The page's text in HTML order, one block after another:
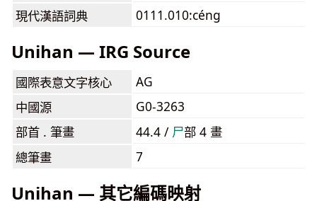
現代漢語詞典
0111.010:céng
Unihan — IRG Source
國際表意文字核心
AG
中國源
G0-3263
部首 . 筆畫
44.4 / ⼫部 4 畫
總筆畫
7
Unihan — 其它編碼映射